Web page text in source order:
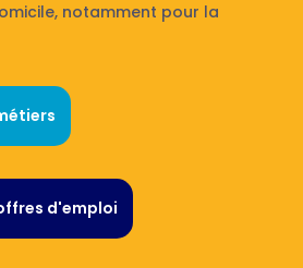
notamment pour la
d'emploi